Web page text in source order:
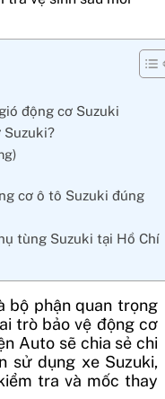
động cơ Suzuki
Suzuki?
cơ ô tô Suzuki đúng
tùng Suzuki tại Hồ Chí
bộ phận quan trọng
trò bảo vệ động cơ
Auto sẽ chia sẻ chi
sử dụng xe Suzuki,
tra và mốc thay